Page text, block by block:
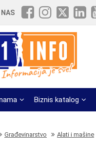
Biznis katalog
Građevinarstvo Alati i mašine